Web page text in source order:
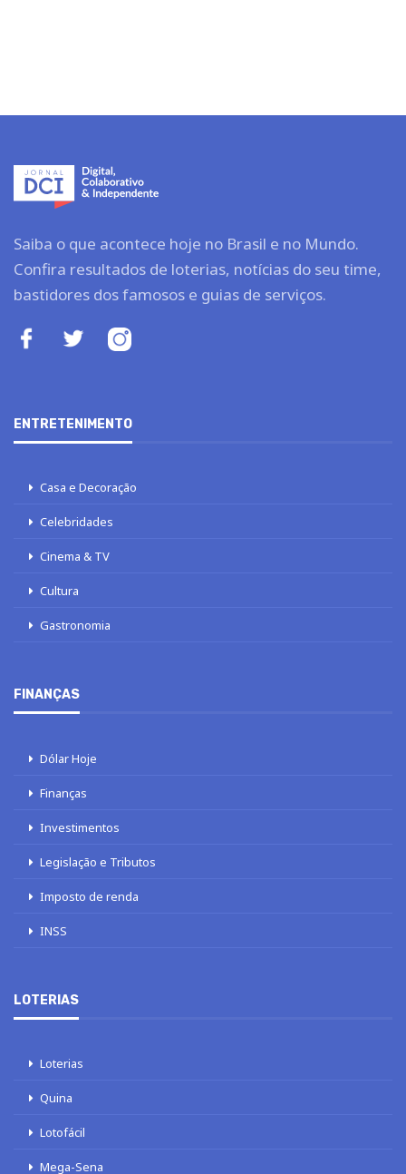
Saiba o que acontece hoje no Brasil e no Mundo.
Confira resultados de loterias, notícias do seu time,
bastidores dos famosos e guias de serviços.
ENTRETENIMENTO
Casa e Decoração
Celebridades
Cinema & TV
Cultura
Gastronomia
FINANÇAS
Dólar Hoje
Finanças
Investimentos
Legislação e Tributos
Imposto de renda
INSS
LOTERIAS
Loterias
Quina
Lotofácil
Mega-Sena